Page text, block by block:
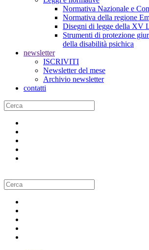
Normativa Nazionale e
Normativa della regione
Disegni di legge della XV
Strumenti di protezione
della disabilità psichica
newsletter
ISCRIVITI
Newsletter del mese
Archivio newsletter
contatti